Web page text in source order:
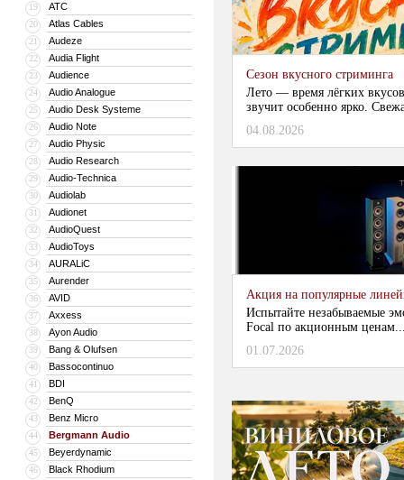
19 ATC
20 Atlas Cables
21 Audeze
22 Audia Flight
23 Audience
24 Audio Analogue
25 Audio Desk Systeme
26 Audio Note
27 Audio Physic
28 Audio Research
29 Audio-Technica
30 Audiolab
31 Audionet
32 AudioQuest
33 AudioToys
34 AURALiC
35 Aurender
36 AVID
37 Axxess
38 Ayon Audio
39 Bang & Olufsen
40 Bassocontinuo
41 BDI
42 BenQ
43 Benz Micro
44 Bergmann Audio
45 Beyerdynamic
46 Black Rhodium
Сезон вкусного стриминга
Лето — время лёгких
звучит особенно ярко.
04.08.2026
Акция на популярные
Испытайте незабываемые
Focal по акционным
01.07.2026